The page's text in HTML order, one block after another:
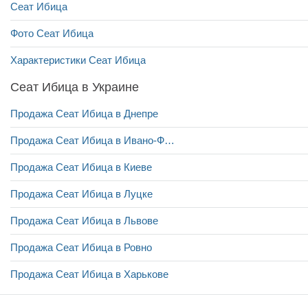
Сеат Ибица
Фото Сеат Ибица
Характеристики Сеат Ибица
Сеат Ибица в Украине
Продажа Сеат Ибица в Днепре
Продажа Сеат Ибица в Ивано-Франковске
Продажа Сеат Ибица в Киеве
Продажа Сеат Ибица в Луцке
Продажа Сеат Ибица в Львове
Продажа Сеат Ибица в Ровно
Продажа Сеат Ибица в Харькове